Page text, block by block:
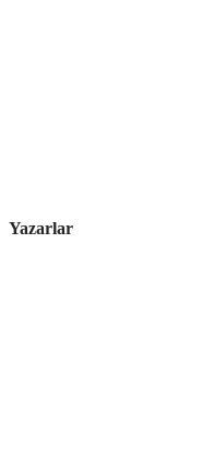
Yazarlar